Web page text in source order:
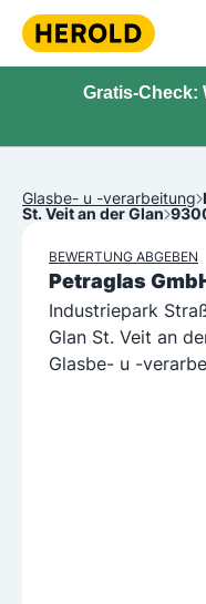
Gratis-Check:
Glasbe- u -verarbeitung
St. Veit an der Glan
BEWERTUNG ABGEBEN
Petraglas
Industriepark
Glan St. Veit an
Glasbe- u -